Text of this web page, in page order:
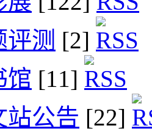
评测 [2]
馆 [11]
站公告 [22]